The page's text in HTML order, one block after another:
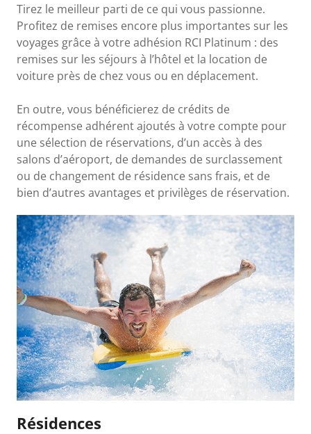
Tirez le meilleur parti de ce qui vous passionne.
Profitez de remises encore plus importantes sur les
voyages grâce à votre adhésion RCI Platinum : des
remises sur les séjours à l’hôtel et la location de
voiture près de chez vous ou en déplacement.
En outre, vous bénéficierez de crédits de
récompense adhérent ajoutés à votre compte pour
une sélection de réservations, d’un accès à des
salons d’aéroport, de demandes de surclassement
ou de changement de résidence sans frais, et de
bien d’autres avantages et privilèges de réservation.
Résidences